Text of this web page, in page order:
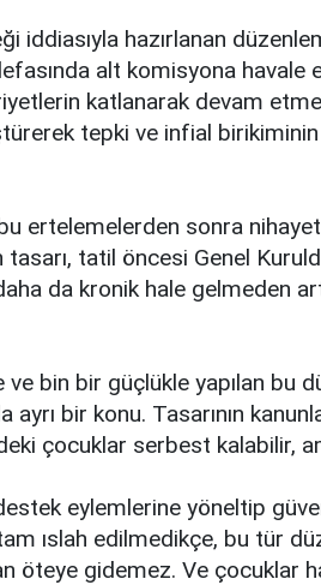
iddiasıyla hazırlanan
alt komisyona havale
katlanarak devam
tepki ve infial
ertelemelerden sonra
tatil öncesi Genel
da kronik hale gelmeden
bin bir güçlükle yapılan bu
ayrı bir konu. Tasarının
çocuklar serbest kalabilir,
eylemlerine yöneltip
ıslah edilmedikçe, bu tür
öteye gidemez. Ve çocuklar